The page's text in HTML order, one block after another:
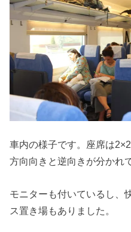
車内の様子です。座席は
方向向きと逆向きが分かれ
モニターも付いているし、
ス置き場もありました。